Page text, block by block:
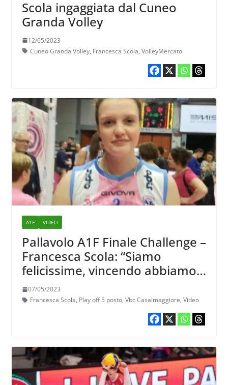
Scola ingaggiata dal Cuneo
Granda Volley
12/05/2023
Cuneo Granda Volley, Francesca Scola, VolleyMercato
A1F VIDEO
Pallavolo A1F Finale Challenge –
Francesca Scola: “Siamo
felicissime, vincendo abbiamo
coronato una stagione
stupenda”
07/05/2023
Francesca Scola, Play off 5 posto, Vbc Casalmaggiore, Video